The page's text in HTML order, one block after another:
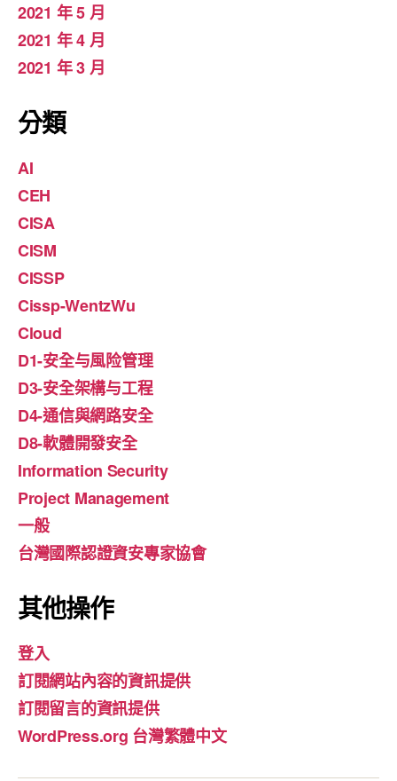
2021 年 5 月
2021 年 4 月
2021 年 3 月
分類
AI
CEH
CISA
CISM
CISSP
Cissp-WentzWu
Cloud
D1-安全与風险管理
D3-安全架構与工程
D4-通信與網路安全
D8-軟體開發安全
Information Security
Project Management
一般
台灣國際認證資安專家協會
其他操作
登入
訂閱網站內容的資訊提供
訂閱留言的資訊提供
WordPress.org 台灣繁體中文